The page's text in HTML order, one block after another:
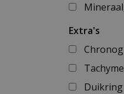
Extra's
Duikring